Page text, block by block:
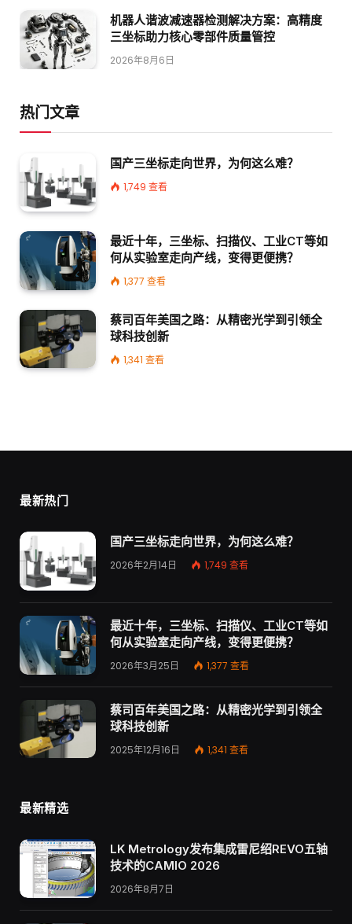
机器人谐波减速器检测解决方案：高精度
三坐标助力核心零部件质量管控
2026年8月6日
热门文章
国产三坐标走向世界，为何这么难？
1,749 查看
最近十年，三坐标、扫描仪、工业CT等如
何从实验室走向产线，变得更便携？
1,377 查看
蔡司百年美国之路：从精密光学到引领全
球科技创新
1,341 查看
最新热门
国产三坐标走向世界，为何这么难？
2026年2月14日 1,749 查看
最近十年，三坐标、扫描仪、工业CT等如
何从实验室走向产线，变得更便携？
2026年3月25日 1,377 查看
蔡司百年美国之路：从精密光学到引领全
球科技创新
2025年12月16日 1,341 查看
最新精选
LK Metrology发布集成雷尼绍REVO五轴
技术的CAMIO 2026
2026年8月7日